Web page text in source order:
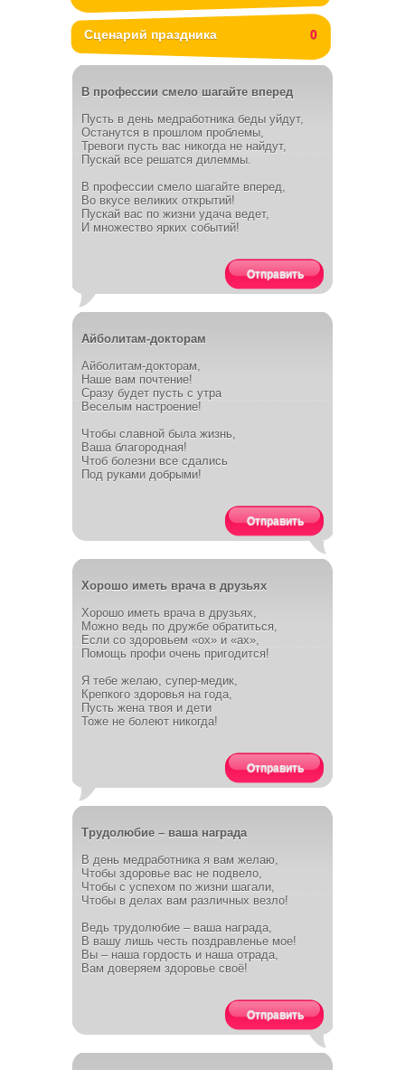
Сценарий праздника 0
В профессии смело шагайте вперед
Пусть в день медработника беды уйдут,
Останутся в прошлом проблемы,
Тревоги пусть вас никогда не найдут,
Пускай все решатся дилеммы.
В профессии смело шагайте вперед,
Во вкусе великих открытий!
Пускай вас по жизни удача ведет,
И множество ярких событий!
Отправить
Айболитам-докторам
Айболитам-докторам,
Наше вам почтение!
Сразу будет пусть с утра
Веселым настроение!
Чтобы славной была жизнь,
Ваша благородная!
Чтоб болезни все сдались
Под руками добрыми!
Отправить
Хорошо иметь врача в друзьях
Хорошо иметь врача в друзьях,
Можно ведь по дружбе обратиться,
Если со здоровьем «ох» и «ах»,
Помощь профи очень пригодится!
Я тебе желаю, супер-медик,
Крепкого здоровья на года,
Пусть жена твоя и дети
Тоже не болеют никогда!
Отправить
Трудолюбие – ваша награда
В день медработника я вам желаю,
Чтобы здоровье вас не подвело,
Чтобы с успехом по жизни шагали,
Чтобы в делах вам различных везло!
Ведь трудолюбие – ваша награда,
В вашу лишь честь поздравленье мое!
Вы – наша гордость и наша отрада,
Вам доверяем здоровье своё!
Отправить